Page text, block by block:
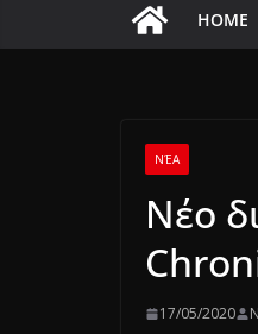
HOME
ΝΈΑ
Νέο
17/05/2020